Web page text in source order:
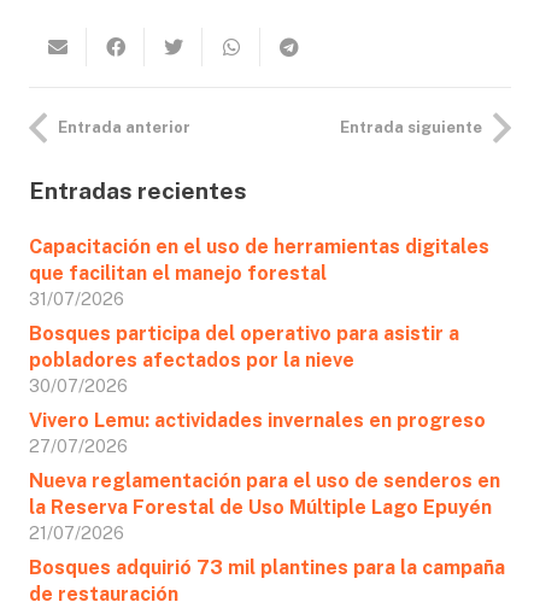
Entrada anterior Entrada siguiente
Entradas recientes
Capacitación en el uso de herramientas digitales
que facilitan el manejo forestal
31/07/2026
Bosques participa del operativo para asistir a
pobladores afectados por la nieve
30/07/2026
Vivero Lemu: actividades invernales en progreso
27/07/2026
Nueva reglamentación para el uso de senderos en
la Reserva Forestal de Uso Múltiple Lago Epuyén
21/07/2026
Bosques adquirió 73 mil plantines para la campaña
de restauración